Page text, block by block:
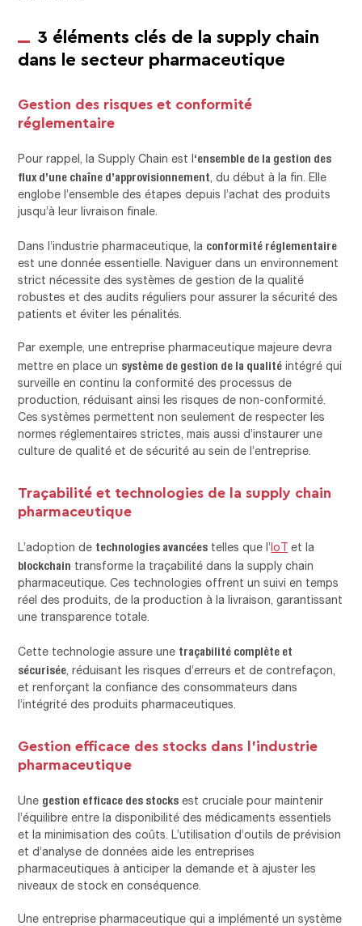
3 éléments clés de la supply chain
dans le secteur pharmaceutique
Gestion des risques et conformité
réglementaire
Pour rappel, la Supply Chain est l‘ensemble de la gestion des
flux d’une chaîne d’approvisionnement , du début à la fin. Elle
englobe l’ensemble des étapes depuis l’achat des produits
jusqu’à leur livraison finale.
Dans l’industrie pharmaceutique, la conformité réglementaire
est une donnée essentielle. Naviguer dans un environnement
strict nécessite des systèmes de gestion de la qualité
robustes et des audits réguliers pour assurer la sécurité des
patients et éviter les pénalités.
Par exemple, une entreprise pharmaceutique majeure devra
mettre en place un système de gestion de la qualité intégré qui
surveille en continu la conformité des processus de
production, réduisant ainsi les risques de non-conformité.
Ces systèmes permettent non seulement de respecter les
normes réglementaires strictes, mais aussi d’instaurer une
culture de qualité et de sécurité au sein de l’entreprise.
Traçabilité et technologies de la supply chain
pharmaceutique
L’adoption de technologies avancées telles que l’IoT et la
blockchain transforme la traçabilité dans la supply chain
pharmaceutique. Ces technologies offrent un suivi en temps
réel des produits, de la production à la livraison, garantissant
une transparence totale.
Cette technologie assure une traçabilité complète et
sécurisée , réduisant les risques d’erreurs et de contrefaçon,
et renforçant la confiance des consommateurs dans
l’intégrité des produits pharmaceutiques.
Gestion efficace des stocks dans l’industrie
pharmaceutique
Une gestion efficace des stocks est cruciale pour maintenir
l’équilibre entre la disponibilité des médicaments essentiels
et la minimisation des coûts. L’utilisation d’outils de prévision
et d’analyse de données aide les entreprises
pharmaceutiques à anticiper la demande et à ajuster les
niveaux de stock en conséquence.
Une entreprise pharmaceutique qui a implémenté un système